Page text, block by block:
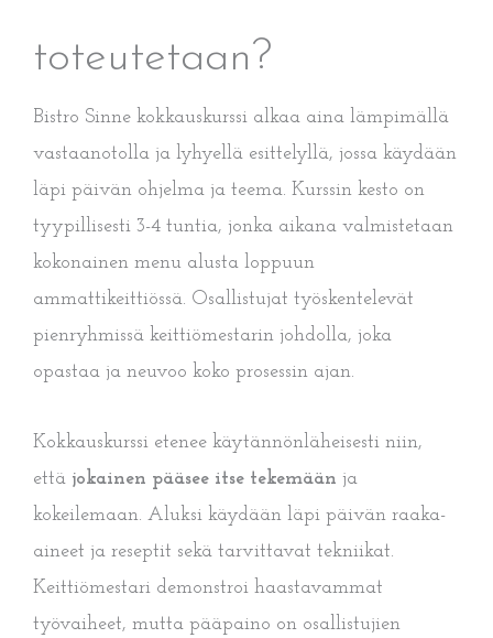
toteutetaan?
Bistro Sinne kokkauskurssi alkaa aina lämpimällä
vastaanotolla ja lyhyellä esittelyllä, jossa käydään
läpi päivän ohjelma ja teema. Kurssin kesto on
tyypillisesti 3-4 tuntia, jonka aikana valmistetaan
kokonainen menu alusta loppuun
ammattikeittiössä. Osallistujat työskentelevät
pienryhmissä keittiömestarin johdolla, joka
opastaa ja neuvoo koko prosessin ajan.
Kokkauskurssi etenee käytännönläheisesti niin,
että jokainen pääsee itse tekemään ja
kokeilemaan. Aluksi käydään läpi päivän raaka-
aineet ja reseptit sekä tarvittavat tekniikat.
Keittiömestari demonstroi haastavammat
työvaiheet, mutta pääpaino on osallistujien